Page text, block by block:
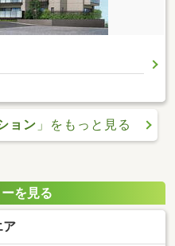
ョン 」をもっと見る
を見る
ア